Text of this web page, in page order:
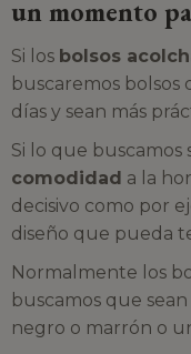
un momento
Si los bolsos
buscaremos bolsos
días y sean más
Si lo que buscamos
comodidad a la
decisivo como por
diseño que pueda
Normalmente los
buscamos que
negro o marrón o